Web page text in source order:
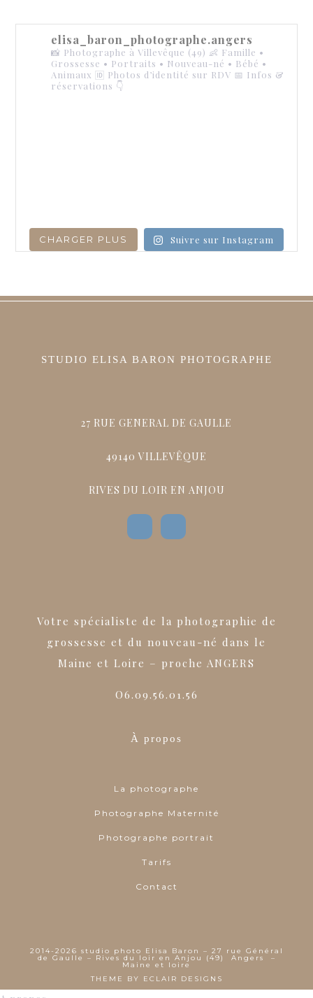
elisa_baron_photographe.angers
📸 Photographe à Villevêque (49) 👶 Famille •
Grossesse • Portraits • Nouveau-né • Bébé •
Animaux 🆔 Photos d’identité sur RDV 📅 Infos &
réservations 👇
CHARGER PLUS Suivre sur Instagram
STUDIO ELISA BARON PHOTOGRAPHE
27 RUE GENERAL DE GAULLE
49140 VILLEVÊQUE
RIVES DU LOIR EN ANJOU
Votre spécialiste de la photographie de
grossesse et du nouveau-né dans le
Maine et Loire – proche ANGERS
O6.09.56.01.56
À propos
La photographe
Photographe Maternité
Photographe portrait
Tarifs
Contact
2014-2026 studio photo Elisa Baron – 27 rue Général
de Gaulle – Rives du loir en Anjou (49) Angers –
Maine et loire
THEME BY
ECLAIR DESIGNS